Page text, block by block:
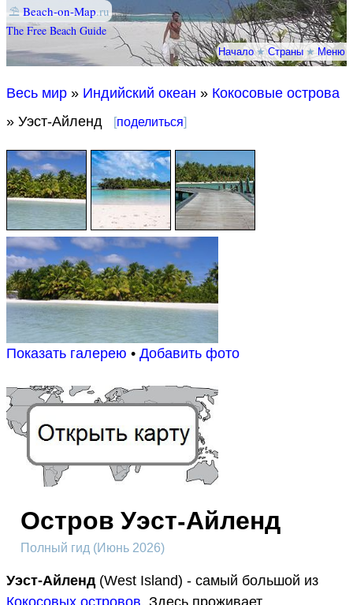
⛱ Beach-on-Map.ru
The Free Beach Guide
Начало★Страны★Меню
Весь мир » Индийский океан » Кокосовые острова
» Уэст-Айленд
[поделиться]
Показать галерею • Добавить фото
Остров Уэст-Айленд
Полный гид (Июнь 2026)
Уэст-Айленд (West Island) - самый большой из
Кокосовых островов. Здесь проживает